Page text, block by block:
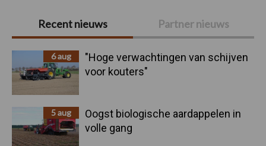
Primaire
Sidebar
Recent nieuws Partner nieuws
6 aug
"Hoge verwachtingen van schijven
voor kouters"
5 aug
Oogst biologische aardappelen in
volle gang